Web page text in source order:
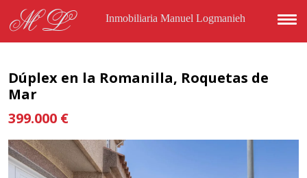
ML Inmobiliaria Manuel Logmanieh
Dúplex en la Romanilla, Roquetas de
Mar
399.000 €